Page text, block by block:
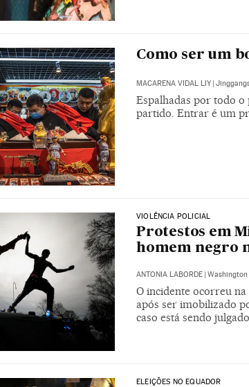
Como ser um
MACARENA VIDAL LIY |
Espalhadas por todo o
partido. Entrar é um
VIOLÊNCIA POLICIAL
Protestos em
homem negro
ANTONIA LABORDE Washington
O incidente ocorreu
após ser imobilizado
caso está sendo julgado
ELEIÇÕES NO EQUADOR